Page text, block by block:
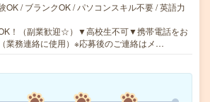
OK / ブランクOK / パソコンスキル不要 / 英語力
！（副業歓迎☆）▼高校生不可▼携帯電話をお
業務連絡に使用）※応募後のご連絡はメ…